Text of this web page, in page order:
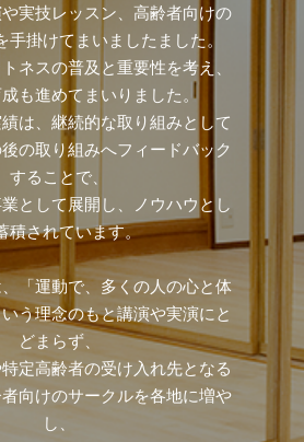
実技レッスン、高齢者向けの
手掛けてまいましたました。
ネスの普及と重要性を考え、
も進めてまいりました。
は、継続的な取り組みとして
の取り組みへフィードバック
することで、
として展開し、ノウハウとし
積されています。
「運動で、多くの人の心と体
う理念のもと講演や実演にと
どまらず、
定高齢者の受け入れ先となる
向けのサークルを各地に増や
し、